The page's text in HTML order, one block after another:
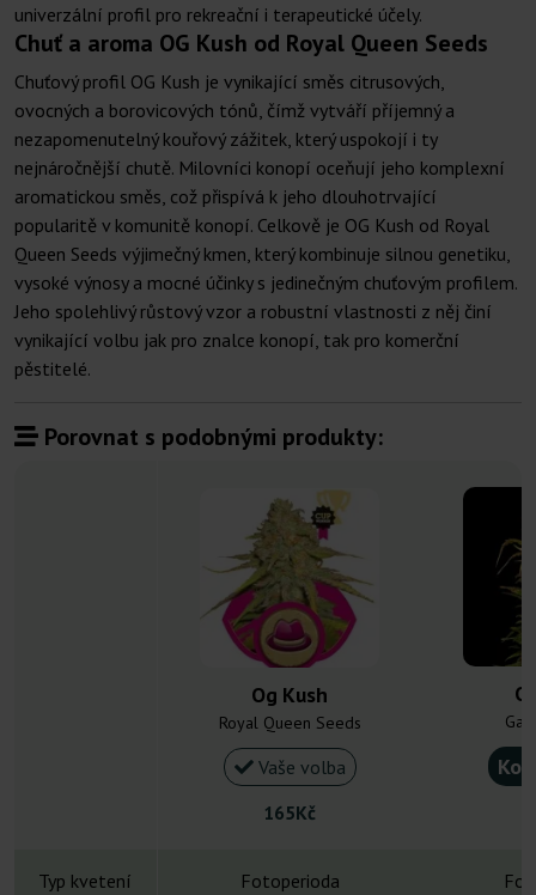
univerzální profil pro rekreační i terapeutické účely.
Chuť a aroma OG Kush od Royal Queen Seeds
Chuťový profil OG Kush je vynikající směs citrusových,
ovocných a borovicových tónů, čímž vytváří příjemný a
nezapomenutelný kouřový zážitek, který uspokojí i ty
nejnáročnější chutě. Milovníci konopí oceňují jeho komplexní
aromatickou směs, což přispívá k jeho dlouhotrvající
popularitě v komunitě konopí. Celkově je OG Kush od Royal
Queen Seeds výjimečný kmen, který kombinuje silnou genetiku,
vysoké výnosy a mocné účinky s jedinečným chuťovým profilem.
Jeho spolehlivý růstový vzor a robustní vlastnosti z něj činí
vynikající volbu jak pro znalce konopí, tak pro komerční
pěstitelé.
Porovnat s podobnými produkty:
Og Kush
Royal Queen Seeds
Vaše volba
165Kč
Typ kvetení Fotoperioda